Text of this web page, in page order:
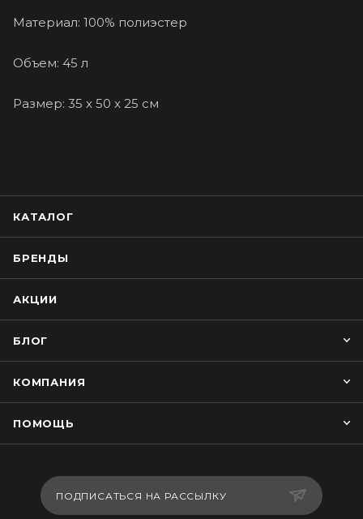
Материал: 100% полиэстер
Объем: 45 л
Размер: 35 x 50 x 25 см
КАТАЛОГ
БРЕНДЫ
АКЦИИ
БЛОГ
КОМПАНИЯ
ПОМОЩЬ
ПОДПИСАТЬСЯ НА РАССЫЛКУ